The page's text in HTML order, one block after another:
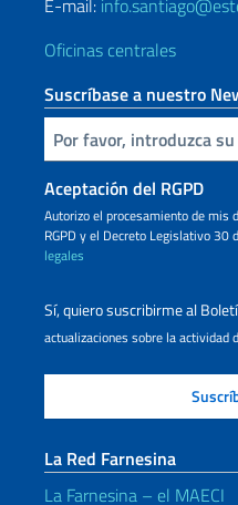
E-mail:
Oficinas centrales
Suscríbase a nuestro
Inserta tu correo electronico
Aceptación del RGPD
Autorizo ​​el procesamiento de mis
RGPD y el Decreto Legislativo
legales
Sí, quiero suscribirme al
actualizaciones sobre la actividad
La Red Farnesina
La Farnesina – el MAECI